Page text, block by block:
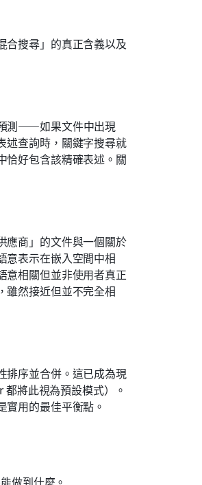
合搜尋」的真正含義以及
測——如果文件中出現
述查詢時，關鍵字搜尋就
恰好包含該精確表述。關
應商」的文件與一個關於
意表示在嵌入空間中相
意相關但並非使用者真正
雖然接近但並不完全相
排序並合併。這已成為現
將此視為預設模式）。
用的最佳平衡點。
做到什麼。